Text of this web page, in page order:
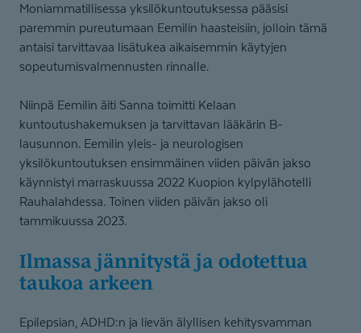
Moniammatillisessa yksilökuntoutuksessa pääsisi
paremmin pureutumaan Eemilin haasteisiin, jolloin tämä
antaisi tarvittavaa lisätukea aikaisemmin käytyjen
sopeutumisvalmennusten rinnalle.
Niinpä Eemilin äiti Sanna toimitti Kelaan
kuntoutushakemuksen ja tarvittavan lääkärin B-
lausunnon. Eemilin yleis- ja neurologisen
yksilökuntoutuksen ensimmäinen viiden päivän jakso
käynnistyi marraskuussa 2022 Kuopion kylpylähotelli
Rauhalahdessa. Toinen viiden päivän jakso oli
tammikuussa 2023.
Ilmassa jännitystä ja odotettua
taukoa arkeen
Epilepsian, ADHD:n ja lievän älyllisen kehitysvamman